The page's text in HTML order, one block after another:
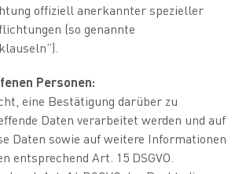
offiziell anerkannter spezieller
(so genannte
Personen:
eine Bestätigung darüber zu
Daten verarbeitet werden und auf
Daten sowie auf weitere Informationen
entsprechend Art. 15 DSGVO.